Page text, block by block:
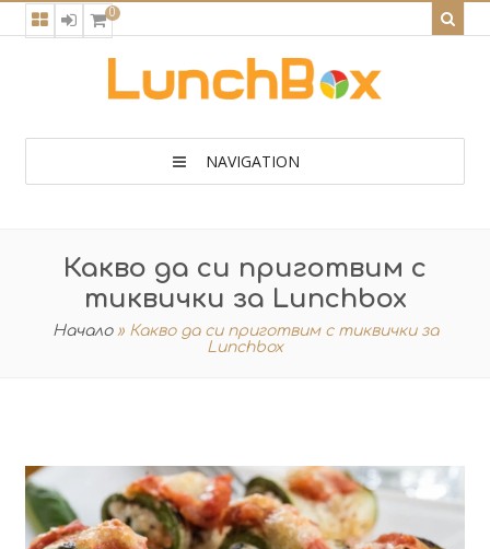
0
NAVIGATION
Какво да си приготвим с
тиквички за Lunchbox
Начало » Какво да си приготвим с тиквички за
Lunchbox